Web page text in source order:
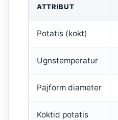
ATTRIBUT
Potatis (kokt)
Ugnstemperatur
Pajform diameter
Koktid potatis